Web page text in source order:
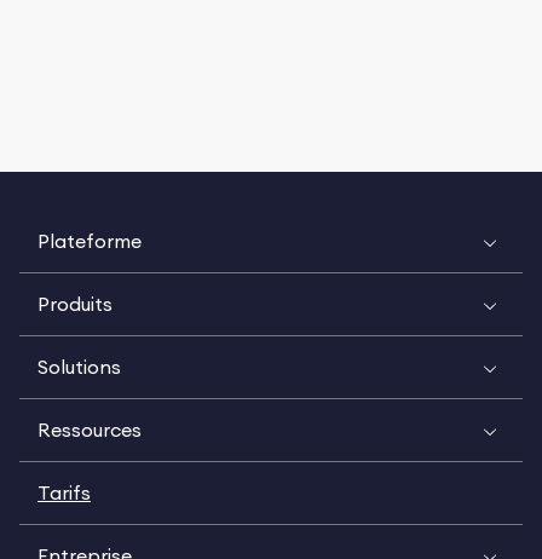
Plateforme
Produits
Solutions
Ressources
Tarifs